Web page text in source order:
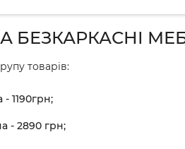
БЕЗКАРКАСНІ
товарів:
- 1190грн;
- 2890 грн;